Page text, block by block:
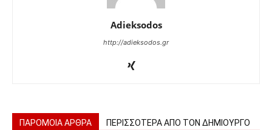
Adieksodos
http://adieksodos.gr
ΠΑΡΟΜΟΙΑ ΑΡΘΡΑ ΠΕΡΙΣΣΟΤΕΡΑ ΑΠΟ ΤΟΝ ΔΗΜΙΟΥΡΓΟ